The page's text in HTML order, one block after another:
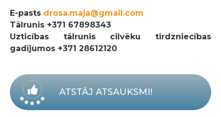
E-pasts drosa.maja@gmail.com
Tālrunis +371 67898343
Uzticības tālrunis cilvēku tirdzniecības
gadījumos +371 28612120
ATSTĀJ ATSAUKSMI!